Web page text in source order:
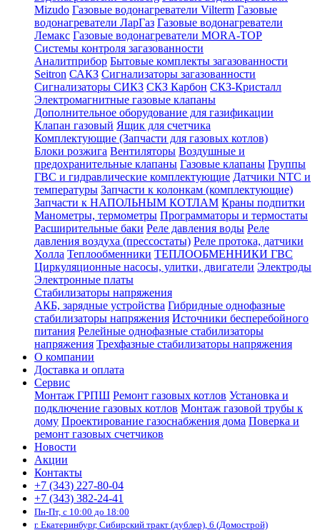
Mizudo Газовые водонагреватели Vilterm Газовые
водонагреватели ЛарГаз Газовые водонагреватели
Лемакс Газовые водонагреватели MORA-TOP
Системы контроля загазованности
Аналитприбор Бытовые комплекты загазованности
Seitron САКЗ Сигнализаторы загазованности
Сигнализаторы СИКЗ СКЗ Карбон СКЗ-Кристалл
Электромагнитные газовые клапаны
Дополнительное оборудование для газификации
Клапан газовый Ящик для счетчика
Комплектующие (Запчасти для газовых котлов)
Блоки розжига Вентиляторы Воздушные и
предохранительные клапаны Газовые клапаны Группы
ГВС и гидравлические комплектующие Датчики NTC и
температуры Запчасти к колонкам (комплектующие)
Запчасти к НАПОЛЬНЫМ КОТЛАМ Краны подпитки
Манометры, термометры Программаторы и термостаты
Расширительные баки Реле давления воды Реле
давления воздуха (прессостаты) Реле протока, датчики
Холла Теплообменники ТЕПЛООБМЕННИКИ ГВС
Циркуляционные насосы, улитки, двигатели Электроды
Электронные платы
Стабилизаторы напряжения
АКБ, зарядные устройства Гибридные однофазные
стабилизаторы напряжения Источники бесперебойного
питания Релейные однофазные стабилизаторы
напряжения Трехфазные стабилизаторы напряжения
О компании
Доставка и оплата
Сервис
Монтаж ГРПШ Ремонт газовых котлов Установка и
подключение газовых котлов Монтаж газовой трубы к
дому Проектирование газоснабжения дома Поверка и
ремонт газовых счетчиков
Новости
Акции
Контакты
+7 (343) 227-80-04
+7 (343) 382-24-41
Пн-Пт, с 10:00 до 18:00
г. Екатеринбург, Сибирский тракт (дублер), 6 (Домострой)